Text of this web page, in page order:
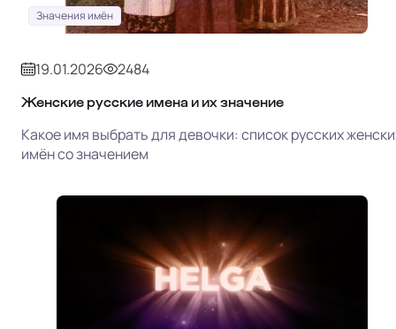
Значения имён
19.01.2026 2484
Женские русские имена и их значение
Какое имя выбрать для девочки: список русских
имён со значением